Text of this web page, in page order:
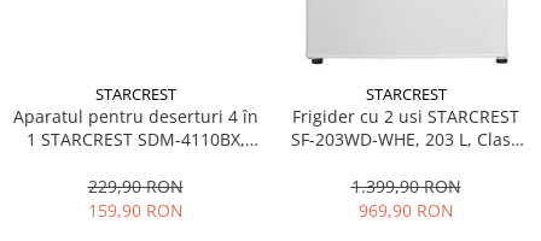
STARCREST
Aparatul pentru deserturi 4 în
1 STARCREST SDM-4110BX,
invelis ceramic pentru vafe,
nuci, gogosi si smile
229,90 RON
159,90 RON
STARCREST
Frigider cu 2 usi STARCREST
SF-203WD-WHE, 203 L, Clasa
Termostat Ajustabil, Usi
reversibile, H 145 cm, Alb
1.399,90 RON
969,90 RON